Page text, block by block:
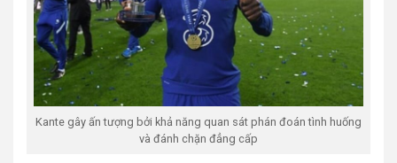
Kante gây ấn tượng bởi khả năng quan sát phán đoán tình huống
và đánh chặn đẳng cấp